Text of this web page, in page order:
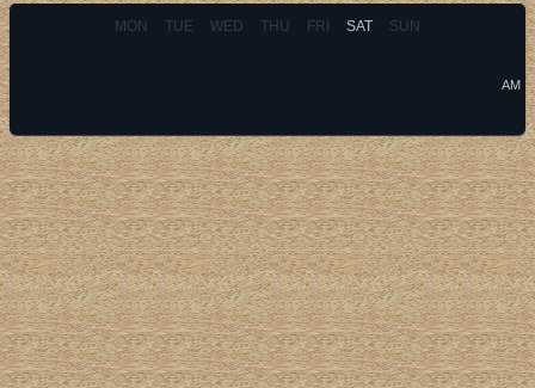
MON TUE WED THU FRI SAT SUN
AM